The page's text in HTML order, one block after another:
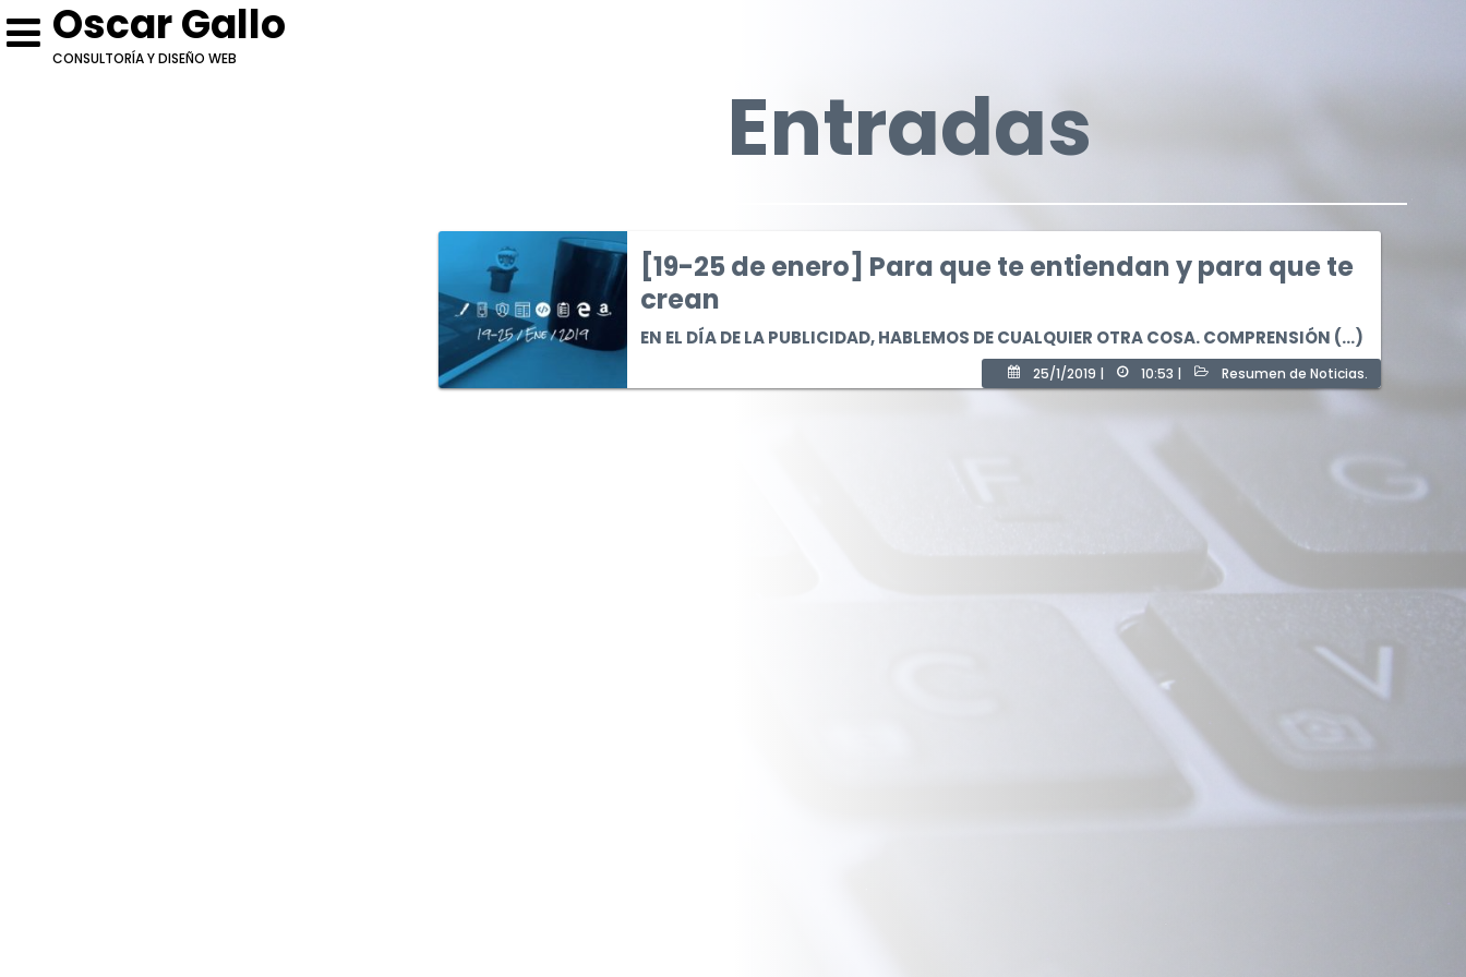
Oscar Gallo
CONSULTORÍA Y DISEÑO WEB
Entradas
[19-25 de enero] Para que te entiendan y para que te
crean
EN EL DÍA DE LA PUBLICIDAD, HABLEMOS DE CUALQUIER OTRA COSA. COMPRENSIÓN (...)
25/1/2019 | 10:53 | Resumen de Noticias.
* Campos obligatorios.
Cotización: [19-25 de enero] Para que te entiendan y para que te crean
* Campos obligatorios.